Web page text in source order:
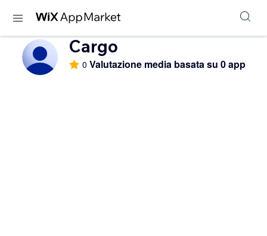
Cargo
0 Valutazione media basata su 0 app